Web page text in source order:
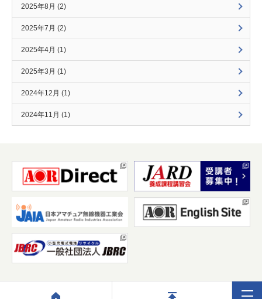
2025年8月 (2)
2025年7月 (2)
2025年4月 (1)
2025年3月 (1)
2024年12月 (1)
2024年11月 (1)